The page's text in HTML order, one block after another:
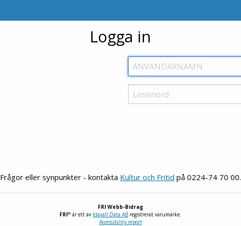
Logga in
Frågor eller synpunkter - kontakta Kultur och Fritid på 0224-74 70 00.
FRI Webb-Bidrag
FRI® är ett av Idavall Data AB registrerat varumärke.
Accessibility report